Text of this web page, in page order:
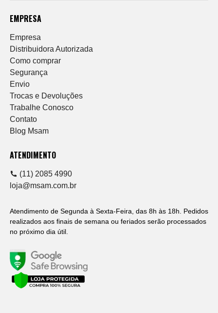
EMPRESA
Empresa
Distribuidora Autorizada
Como comprar
Segurança
Envio
Trocas e Devoluções
Trabalhe Conosco
Contato
Blog Msam
ATENDIMENTO
(11) 2085 4990
loja@msam.com.br
Atendimento de Segunda à Sexta-Feira, das 8h às 18h. Pedidos
realizados aos finais de semana ou feriados serão processados
no próximo dia útil.